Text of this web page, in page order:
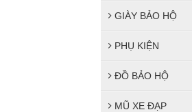
GIÀY BẢO HỘ
PHỤ KIỆN
ĐỒ BẢO HỘ
MŨ XE ĐẠP